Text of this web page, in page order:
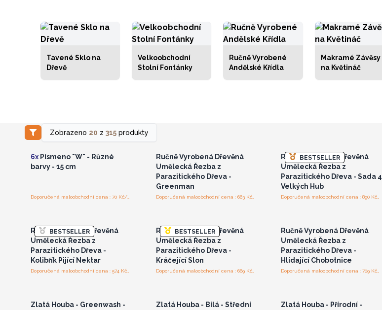
Tavené Sklo na
Dřevě
Velkoobchodní
Stolní Fontánky
Ručně Vyrobené
Andělské Křídla
Makramé Závěsy
na Květináč
Zobrazeno 20 z 315produkty
zaregistrujte pro
velkoobchodní ceny
6x Písmeno "W" - Různé
barvy - 15 cm
Ručně Vyrobená Dřevěná
Umělecká Řezba z
Parazitického Dřeva -
Greenman
Doporučená maloobchodní cena : 663 Kč/kus
BESTSELLER
Ručně Vyrobená Dřevěná
Umělecká Řezba z
Parazitického Dřeva - Sada 4
Velkých Hub
BESTSELLER
Ručně Vyrobená Dřevěná
Umělecká Řezba z
Parazitického Dřeva -
Kolibřík Pijící Nektar
BESTSELLER
Ručně Vyrobená Dřevěná
Umělecká Řezba z
Parazitického Dřeva -
Kráčející Slon
Doporučená maloobchodní cena : 669 Kč/kus
Ručně Vyrobená Dřevěná
Umělecká Řezba z
Parazitického Dřeva -
Hlídající Chobotnice
Zlatá Houba - Greenwash -
Zlatá Houba - Bílá - Střední
Zlatá Houba - Přírodní -